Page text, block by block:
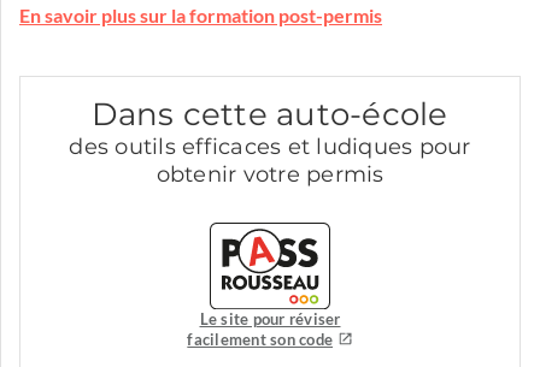
En savoir plus sur la formation post-permis
Dans cette auto-école
des outils efficaces et ludiques pour
obtenir votre permis
Le site pour réviser
facilement son code